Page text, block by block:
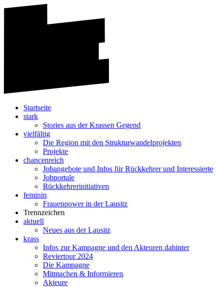
Startseite
stark
Stories aus der Krassen Gegend
vielfältig
Die Region mit den Strukturwandelprojekten
Projekte
chancenreich
Jobangebote und Infos für Rückkehrer und Interessierte
Jobportale
Rückkehrerinitiativen
feminin
Frauenpower in der Lausitz
Trennzeichen
aktuell
Neues aus der Lausitz
krass
Infos zur Kampagne und den Akteuren dahinter
Reviertour 2024
Die Kampagne
Mitmachen & Informieren
Akteure